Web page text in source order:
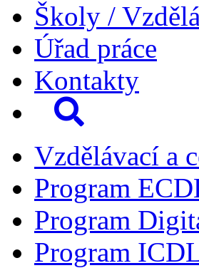
Školy /
Úřad práce
Kontakty
Vzdělávací a
Program
Program
Program